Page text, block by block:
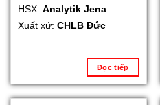
HSX: Analytik Jena
Xuất xứ: CHLB Đức
Đọc tiếp